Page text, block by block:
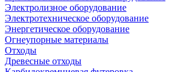
Электролизное оборудование
Электротехническое оборудование
Энергетическое оборудование
Огнеупорные материалы
Отходы
Древесные отходы